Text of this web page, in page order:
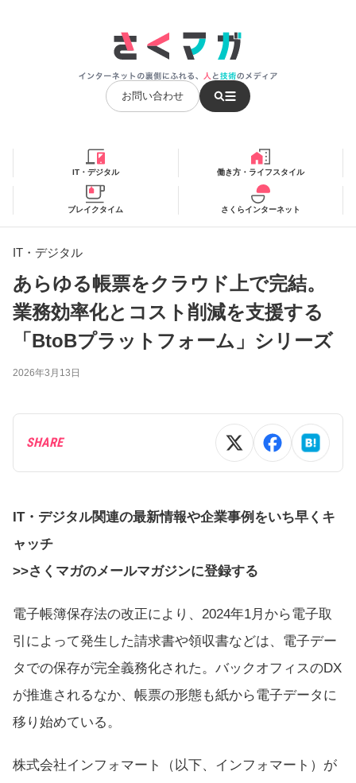
お問い合わせ
IT・デジタル 働き方・ライフスタイル
ブレイクタイム さくらインターネット
IT・デジタル
あらゆる帳票をクラウド上で完結。
業務効率化とコスト削減を支援する
「BtoBプラットフォーム」シリーズ
2026年3月13日
SHARE
IT・デジタル関連の最新情報や企業事例をいち早くキ
ャッチ
>>さくマガのメールマガジンに登録する
電子帳簿保存法の改正により、2024年1月から電子取
引によって発生した請求書や領収書などは、電子デー
タでの保存が完全義務化された。バックオフィスのDX
が推進されるなか、帳票の形態も紙から電子データに
移り始めている。
株式会社インフォマート（以下、インフォマート）が